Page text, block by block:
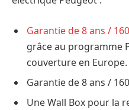
Garantie de 8 ans /
grâce au programme
couverture en Europe.
Garantie de 8 ans /
Une Wall Box pour la